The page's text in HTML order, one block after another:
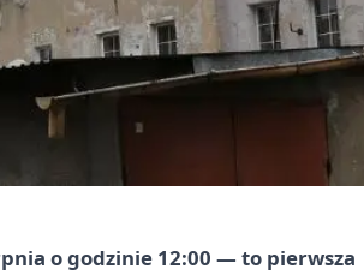
o godzinie 12:00 — to pierwsza